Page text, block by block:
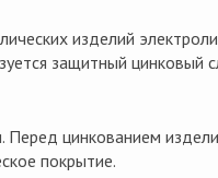
изделий
защитный
цинкованием
покрытие.